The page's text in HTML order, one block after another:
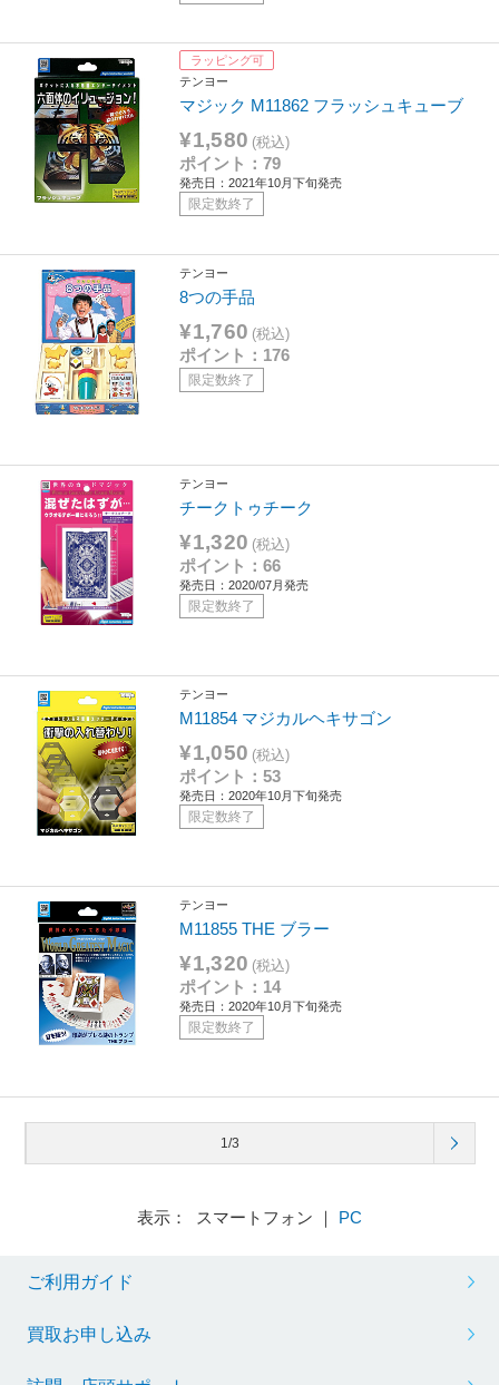
ラッピング可
テンヨー
マジック M11862 フラッシュキューブ
¥1,580 (税込)
ポイント：79
発売日：2021年10月下旬発売
限定数終了
テンヨー
8つの手品
¥1,760 (税込)
ポイント：176
限定数終了
テンヨー
チークトゥチーク
¥1,320 (税込)
ポイント：66
発売日：2020/07月発売
限定数終了
テンヨー
M11854 マジカルヘキサゴン
¥1,050 (税込)
ポイント：53
発売日：2020年10月下旬発売
限定数終了
テンヨー
M11855 THE ブラー
¥1,320 (税込)
ポイント：14
発売日：2020年10月下旬発売
限定数終了
1/3
表示： スマートフォン ｜ PC
ご利用ガイド
買取お申し込み